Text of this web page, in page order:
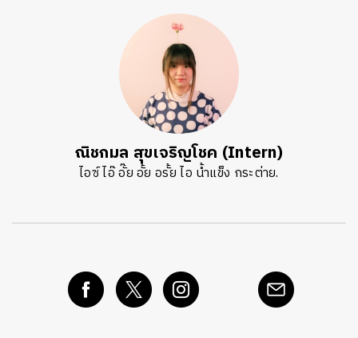
ณิชกมล สุขเจริญโชค (Intern)
ไอซ์ ไอ๊ อั๊ย อั้ย อรั้ย ไอ น้ำแข็ง กระต่าย.